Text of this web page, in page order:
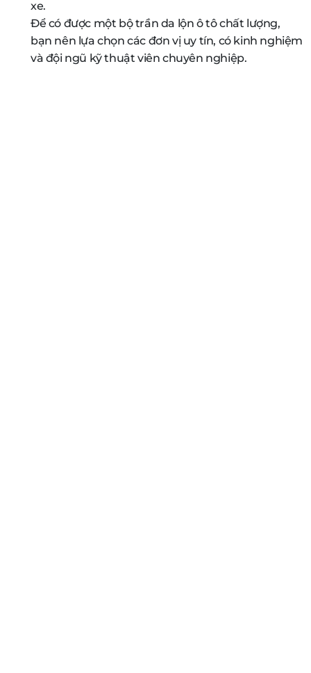
xe.
Để có được một bộ trần da lộn ô tô chất lượng,
bạn nên lựa chọn các đơn vị uy tín, có kinh nghiệm
và đội ngũ kỹ thuật viên chuyên nghiệp.